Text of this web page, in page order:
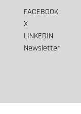
FACEBOOK
X
LINKEDIN
Newsletter